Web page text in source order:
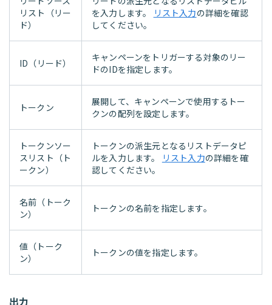
リスト（リー
ド）
を入力します。
リスト入力の詳細を確認
してください。
ID（リード）
キャンペーンをトリガーする対象のリー
ドのIDを指定します。
トークン
展開して、キャンペーンで使用するトー
クンの配列を設定します。
トークンソー
スリスト（ト
ークン）
トークンの派生元となるリストデータピ
ルを入力します。
リスト入力の詳細を確
認してください。
名前（トーク
ン）
トークンの名前を指定します。
値（トーク
ン）
トークンの値を指定します。
出力